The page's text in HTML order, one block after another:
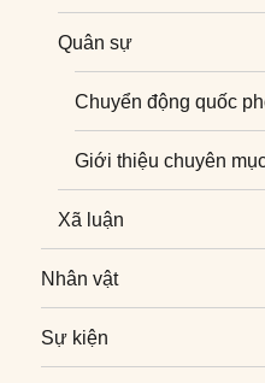
Quân sự
Chuyển động quốc
Giới thiệu chuyên
Xã luận
Nhân vật
Sự kiện